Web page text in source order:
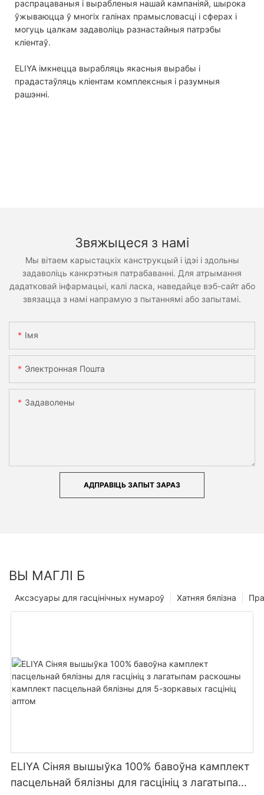
распрацаваныя і вырабленыя нашай кампаніяй, шырока
ўжываюцца ў многіх галінах прамысловасці і сферах і
могуць цалкам задаволіць разнастайныя патрэбы
кліентаў.
ELIYA імкнецца вырабляць якасныя вырабы і
прадастаўляць кліентам комплексныя і разумныя
рашэнні.
Звяжыцеся з намі
Мы вітаем карыстацкіх канструкцый і ідэі і здольны
задаволіць канкрэтныя патрабаванні. Для атрымання
дадатковай інфармацыі, калі ласка, наведайце вэб-сайт або
звязацца з намі напрамую з пытаннямі або запытамі.
Імя
Электронная Пошта
Задаволены
АДПРАВІЦЬ ЗАПЫТ ЗАРАЗ
ВЫ МАГЛІ Б
Хатняя бялізна
Аксэсуары для гасцінічных нумароў
ELIYA Сіняя вышыўка 100% бавоўна камплект
пасцельнай бялізны для гасцініц з лагатыпам